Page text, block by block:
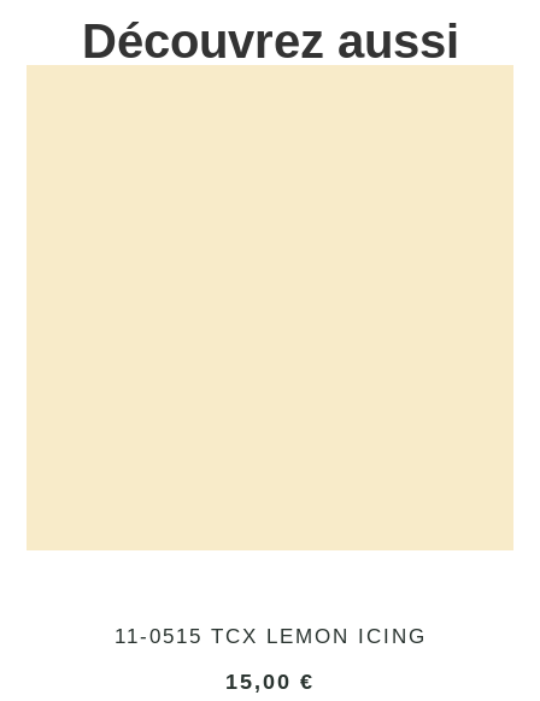
Découvrez aussi
11-0515 TCX LEMON ICING
15,00 €